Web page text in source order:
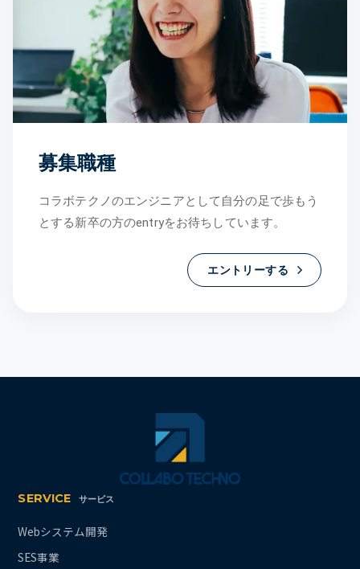
募集職種
コラボテクノのエンジニアとして自分の足で歩もう
とする新卒の方のentryをお待ちしています。
エントリーする
SERVICE サービス
Webシステム開発
SES事業